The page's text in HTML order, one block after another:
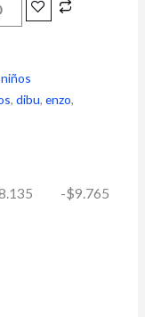
, dibu, enzo,
-$9.765